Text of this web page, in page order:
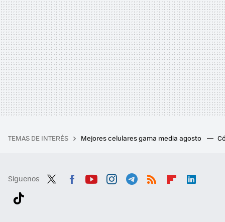
TEMAS DE INTERÉS Mejores celulares gama media agosto
Síguenos